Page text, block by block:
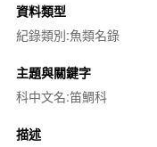
資料類型
紀錄類別:魚類名錄
主題與關鍵字
科中文名:笛鯛科
描述